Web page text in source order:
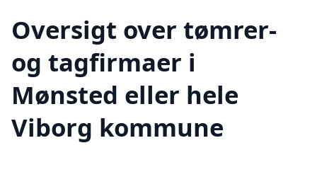
Oversigt over tømrer-
og tagfirmaer i
Mønsted eller hele
Viborg kommune